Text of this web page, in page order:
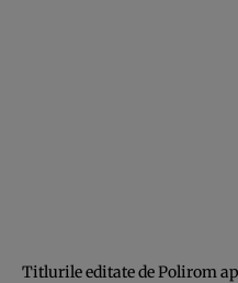
Titlurile editate de Polirom